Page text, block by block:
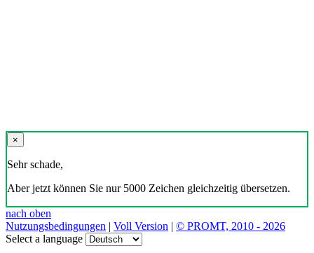
×
Sehr schade,
Aber jetzt können Sie nur 5000 Zeichen gleichzeitig übersetzen.
nach oben
Nutzungsbedingungen | Voll Version | © PROMT, 2010 - 2026
Select a language